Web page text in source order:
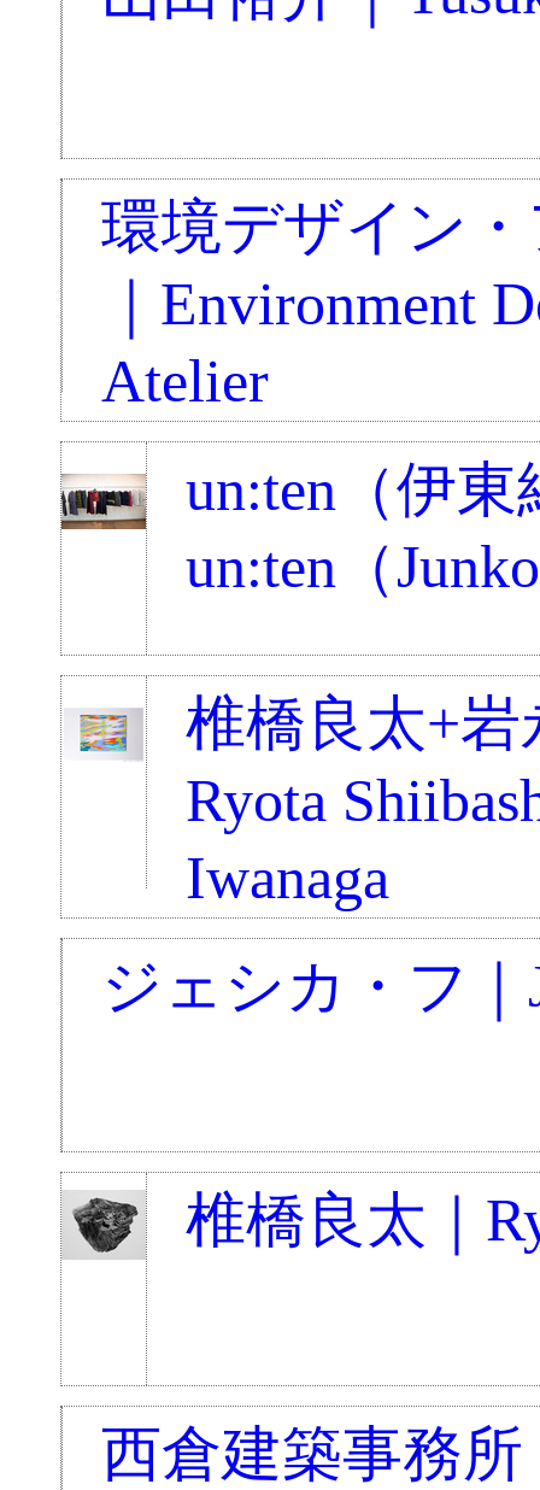
環境デザイン
｜Environment
Atelier
un:ten（伊
un:ten（
椎橋良太+
Ryota
Iwanaga
ジェシカ・フ｜
椎橋良太｜
西倉建築事務